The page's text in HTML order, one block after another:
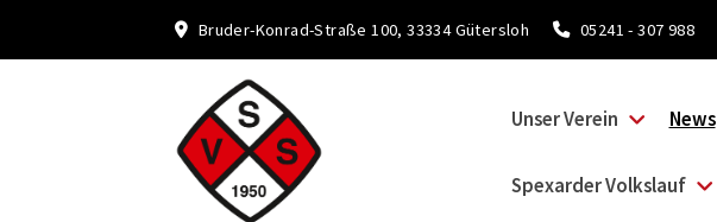
Bruder-Konrad-Straße 100, 33334 Gütersloh 05241 - 307 988
Unser Verein News
Spexarder Volkslauf